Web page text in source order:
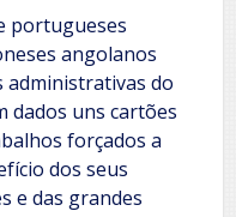
portugueses
angolanos
administrativas do
dados uns cartões
forçados a
dos seus
e das grandes